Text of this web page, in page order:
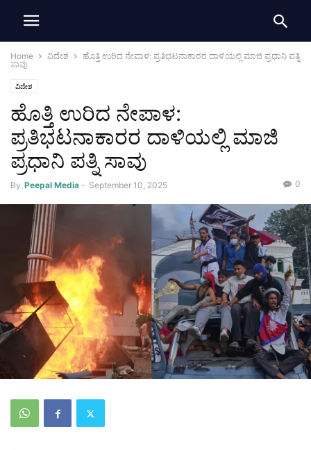
Home ವಿದೇಶ
ಹೊತ್ತಿ ಉರಿದ ನೇಪಾಳ: ಪ್ರತಿಭಟನಾಕಾರರ ದಾಳಿಯಲ್ಲಿ ಮಾಜಿ ಪ್ರಧಾನಿ ಪತ್ನಿ
ಸಾವು
ವಿದೇಶ
ಹೊತ್ತಿ ಉರಿದ ನೇಪಾಳ:
ಪ್ರತಿಭಟನಾಕಾರರ ದಾಳಿಯಲ್ಲಿ ಮಾಜಿ
ಪ್ರಧಾನಿ ಪತ್ನಿ ಸಾವು
By Peepal Media - September 10, 2025 0